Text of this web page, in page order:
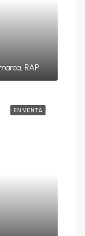
Novillero, Fusagasugá, Sumapaz, Cundinamarca, RAP (Especial) Central, 252211, Colombia
EN VENTA